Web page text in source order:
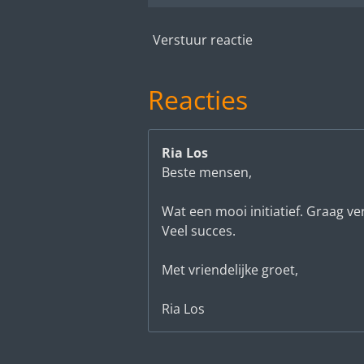
Verstuur reactie
Reacties
Ria Los
Beste mensen,
Wat een mooi initiatief. Graag
Veel succes.
Met vriendelijke groet,
Ria Los